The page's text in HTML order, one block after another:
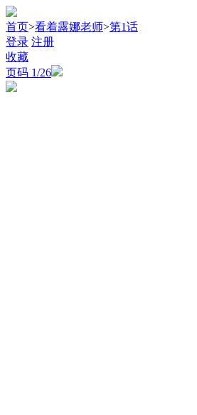
首页>看着露娜老师>第1话
登录 注册
收藏
页码 1/26